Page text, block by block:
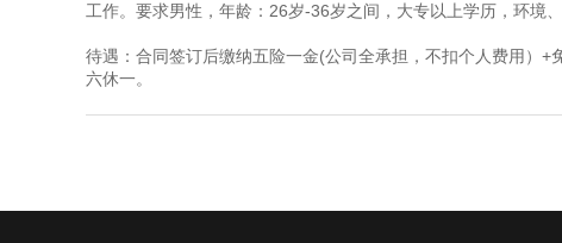
工作。要求男性，年龄：26岁-36岁之间，大专以上学历，环境
待遇：合同签订后缴纳五险一金(公司全承担，不扣个人费用）
六休一。